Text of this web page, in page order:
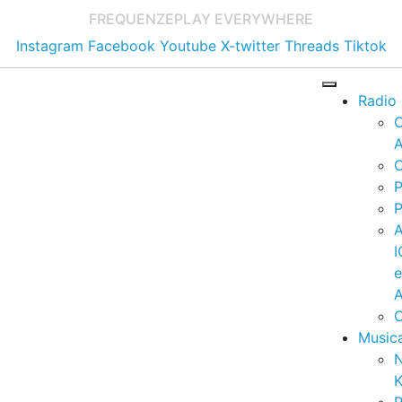
FREQUENZEPLAY EVERYWHERE
Instagram Facebook Youtube X-twitter Threads Tiktok
Radio
e